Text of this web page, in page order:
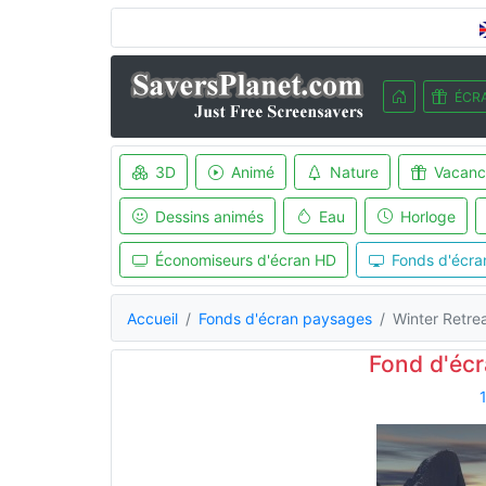
3D Animé Nature
Dessins animés Eau Horloge
Économiseurs d'écran HD Fonds
Accueil Fonds d'écran paysages Winter
Fond